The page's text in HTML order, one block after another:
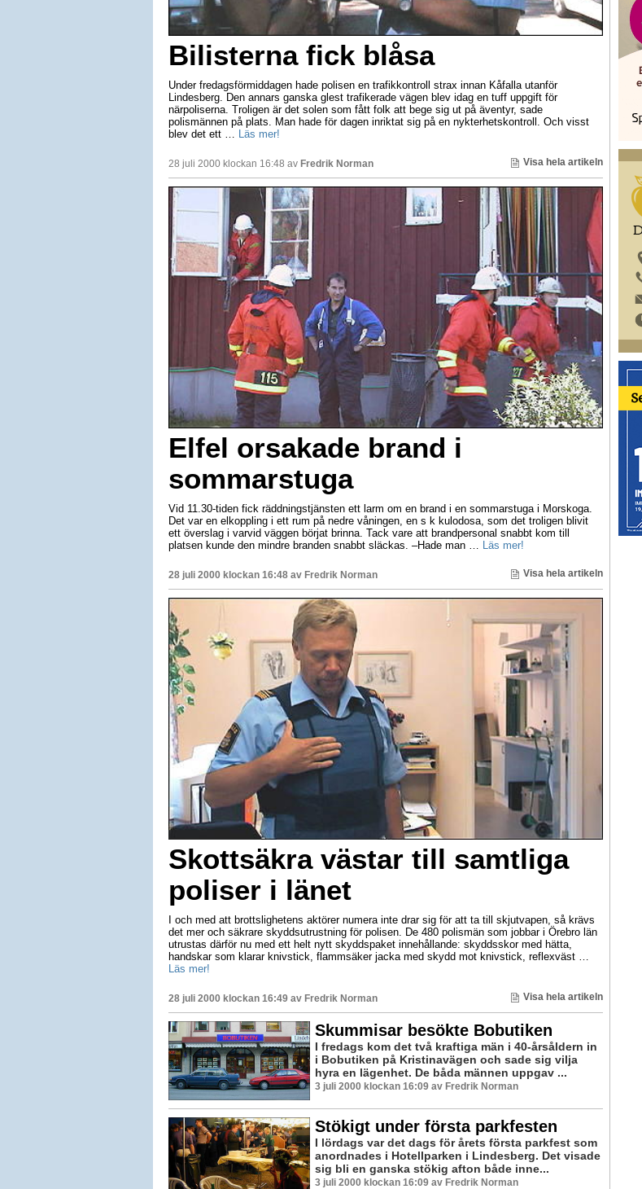
Bilisterna fick blåsa
Under fredagsförmiddagen hade polisen en trafikkontroll strax innan Kåfalla utanför
Lindesberg. Den annars ganska glest trafikerade vägen blev idag en tuff uppgift för
närpoliserna. Troligen är det solen som fått folk att bege sig ut på äventyr, sade
polismännen på plats. Man hade för dagen inriktat sig på en nykterhetskontroll. Och visst
blev det ett …
Läs mer!
28 juli 2000 klockan 16:48 av Fredrik Norman Visa hela artikeln
Elfel orsakade brand i
sommarstuga
Vid 11.30-tiden fick räddningstjänsten ett larm om en brand i en sommarstuga i Morskoga.
Det var en elkoppling i ett rum på nedre våningen, en s k kulodosa, som det troligen blivit
ett överslag i varvid väggen börjat brinna. Tack vare att brandpersonal snabbt kom till
platsen kunde den mindre branden snabbt släckas. –Hade man …
Läs mer!
28 juli 2000 klockan 16:48 av Fredrik Norman Visa hela artikeln
Skottsäkra västar till samtliga
poliser i länet
I och med att brottslighetens aktörer numera inte drar sig för att ta till skjutvapen, så krävs
det mer och säkrare skyddsutrustning för polisen. De 480 polismän som jobbar i Örebro län
utrustas därför nu med ett helt nytt skyddspaket innehållande: skyddsskor med hätta,
handskar som klarar knivstick, flammsäker jacka med skydd mot knivstick, reflexväst …
Läs mer!
28 juli 2000 klockan 16:49 av Fredrik Norman Visa hela artikeln
Skummisar besökte Bobutiken
I fredags kom det två kraftiga män i 40-årsåldern in
i Bobutiken på Kristinavägen och sade sig vilja
hyra en lägenhet. De båda männen uppgav ...
3 juli 2000 klockan 16:09 av Fredrik Norman
Stökigt under första parkfesten
I lördags var det dags för årets första parkfest som
anordnades i Hotellparken i Lindesberg. Det visade
sig bli en ganska stökig afton både inne...
3 juli 2000 klockan 16:09 av Fredrik Norman